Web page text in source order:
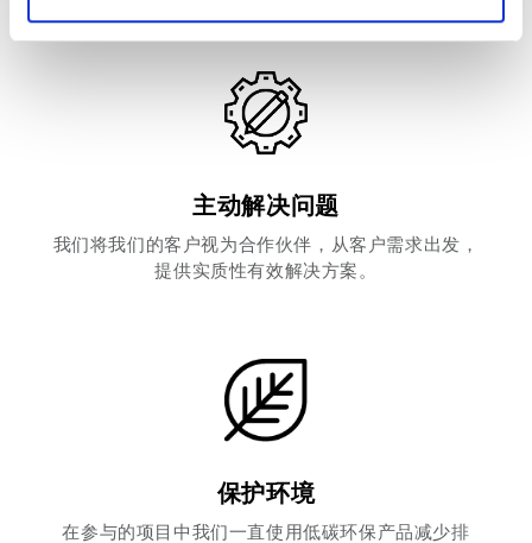
nostri partner che si occupano di analisi dei dati web,
pubblicità e social media, i quali potrebbero combinarle
con altre informazioni che hai fornito loro o che hanno
raccolto dal tuo utilizzo dei loro servizi.
Accetta tutti i cookie
” acconsenti all’installazione dei soli cookie
selezionati nei riquadri sottostanti. Cliccando su “mostra
” puoi vedere nel dettaglio le finalità dei singoli
cookie tramite la sezione "Cookie Policy - Impostazioni
Cookie", accettando o inibendo l'utilizzo delle diverse
tipologie di Cookie attive sul nostro sito.
主动解决问题
我们将我们的客户视为合作伙伴，从客户需求出发，
提供实质性有效解决方案。
保护环境
在参与的项目中我们一直使用低碳环保产品减少排